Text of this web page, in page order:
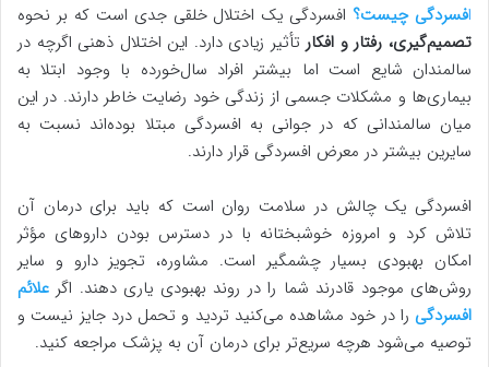
افسردگی چیست؟ افسردگی یک اختلال خلقی جدی است که بر نحوه
تصمیم‌گیری، رفتار و افکار تأثیر زیادی دارد. این اختلال ذهنی اگرچه در
سالمندان شایع است اما بیشتر افراد سال‌خورده با وجود ابتلا به
بیماری‌ها و مشکلات جسمی از زندگی خود رضایت خاطر دارند. در این
میان سالمندانی که در جوانی به افسردگی مبتلا بوده‌اند نسبت به
سایرین بیشتر در معرض افسردگی قرار دارند.
افسردگی یک چالش در سلامت روان است که باید برای درمان آن
تلاش کرد و امروزه خوشبختانه با در دسترس بودن داروهای مؤثر
امکان بهبودی بسیار چشمگیر است. مشاوره، تجویز دارو و سایر
روش‌های موجود قادرند شما را در روند بهبودی یاری دهند. اگر علائم
افسردگی را در خود مشاهده می‌کنید تردید و تحمل درد جایز نیست و
توصیه می‌شود هرچه سریع‌تر برای درمان آن به پزشک مراجعه کنید.